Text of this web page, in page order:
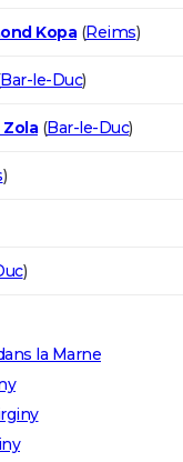
Kopa(Reims)
Bar-le-Duc)
(Bar-le-Duc)
)
)
la Marne